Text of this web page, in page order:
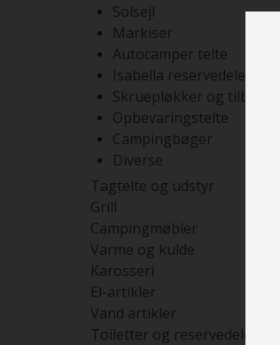
Solsejl
Markiser
Autocamper telte
Isabella reservedele
Skruepløkker og tilbehør
Opbevaringstelte
Campingbøger
Diverse
Tagtelte og udstyr
Grill
Campingmøbler
Varme og kulde
Karosseri
El-artikler
Vand artikler
Toiletter og reservedele